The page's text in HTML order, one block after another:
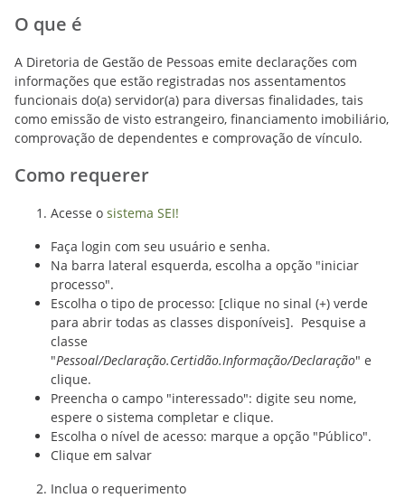
O que é
A Diretoria de Gestão de Pessoas emite declarações com
informações que estão registradas nos assentamentos
funcionais do(a) servidor(a) para diversas finalidades, tais
como emissão de visto estrangeiro, financiamento imobiliário,
comprovação de dependentes e comprovação de vínculo.
Como requerer
Acesse o sistema SEI!
Faça login com seu usuário e senha.
Na barra lateral esquerda, escolha a opção "iniciar
processo".
Escolha o tipo de processo: [clique no sinal (+) verde
para abrir todas as classes disponíveis]. Pesquise a
classe
"Pessoal/Declaração.Certidão.Informação/Declaração" e
clique.
Preencha o campo "interessado": digite seu nome,
espere o sistema completar e clique.
Escolha o nível de acesso: marque a opção "Público".
Clique em salvar
Inclua o requerimento